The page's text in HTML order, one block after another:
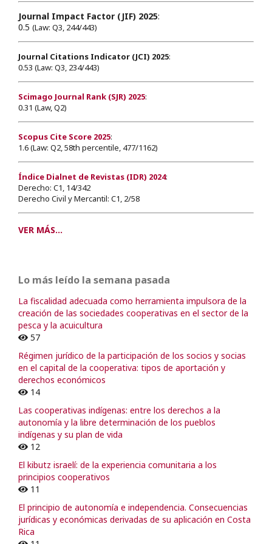
Journal Impact Factor (JIF) 2025:
0.5 (Law: Q3, 244/443)
Journal Citations Indicator (JCI) 2025:
0.53 (Law: Q3, 234/443)
Scimago Journal Rank (SJR) 2025:
0.31 (Law, Q2)
Scopus Cite Score 2025:
1.6 (Law: Q2, 58th percentile, 477/1162)
Índice Dialnet de Revistas (IDR) 2024:
Derecho: C1, 14/342
Derecho Civil y Mercantil: C1, 2/58
VER MÁS...
Lo más leído la semana pasada
La fiscalidad adecuada como herramienta impulsora de la
creación de las sociedades cooperativas en el sector de la
pesca y la acuicultura
57
Régimen jurídico de la participación de los socios y socias
en el capital de la cooperativa: tipos de aportación y
derechos económicos
14
Las cooperativas indígenas: entre los derechos a la
autonomía y la libre determinación de los pueblos
indígenas y su plan de vida
12
El kibutz israelí: de la experiencia comunitaria a los
principios cooperativos
11
El principio de autonomía e independencia. Consecuencias
jurídicas y económicas derivadas de su aplicación en Costa
Rica